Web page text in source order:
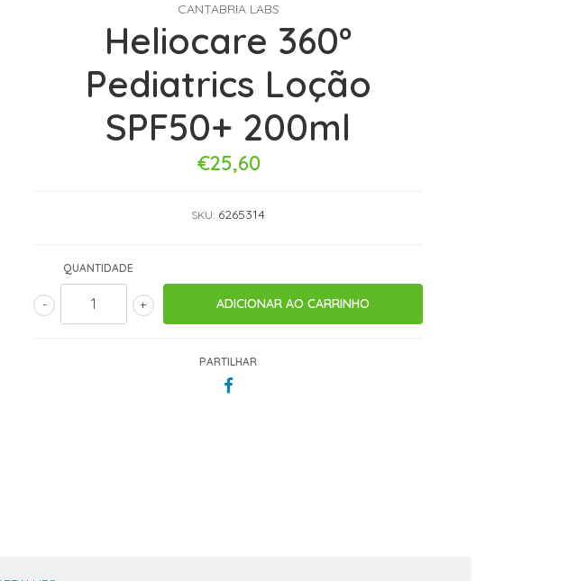
CANTABRIA LABS
Heliocare 360º
Pediatrics Loção
SPF50+ 200ml
€25,60
SKU: 6265314
QUANTIDADE
+
-
PARTILHAR